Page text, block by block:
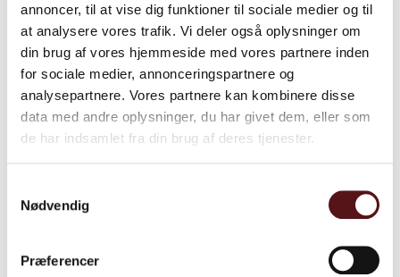
annoncer, til at vise dig funktioner til sociale medier og til
at analysere vores trafik. Vi deler også oplysninger om
din brug af vores hjemmeside med vores partnere inden
for sociale medier, annonceringspartnere og
analysepartnere. Vores partnere kan kombinere disse
data med andre oplysninger, du har givet dem, eller som
de har indsamlet fra din brug af deres tjenester.
Nødvendig
Præferencer
CreceaJoblifes arbejds- og organisationspsykologer kan fx
hjælpe med:
• Udarbejdelse af en mobbepolitik
• Facilitere dialogmøder
• Forestå ”GRIB IND” processer, som også er beskrevet i e-
bogen
organisationen oplever tegn på mobning eller konflikt
• Bistå med konflikthåndtering